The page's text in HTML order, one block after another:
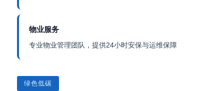
物业服务
专业物业管理团队，提供24小时安保与运维保障
绿色低碳